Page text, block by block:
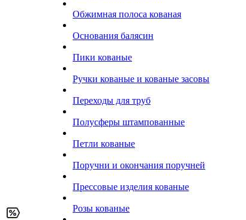
Обжимная полоса кованая
Основания балясин
Пики кованые
Ручки кованые и кованые засовы
Переходы для труб
Полусферы штампованные
Петли кованые
Поручни и окончания поручней
Прессовые изделия кованые
Розы кованые